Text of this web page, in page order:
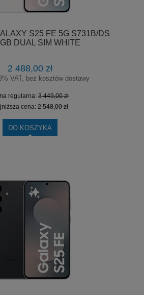
S25 FE 5G S731B/DS
DUAL SIM WHITE
2 488,00 zł
VAT, bez kosztów dostawy
regularna: 3 449,00 zł
cena: 2 548,00 zł
DO KOSZYKA